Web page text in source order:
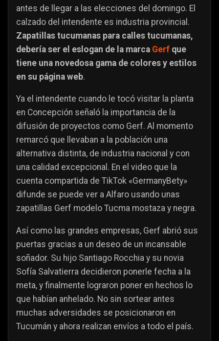
antes de llegar a las elecciones del domingo. El
calzado del intendente es industria provincial.
Zapatillas tucumanas para calles tucumanas,
debería ser el eslogan de la marca Gerf que
tiene una novedosa gama de colores y estilos
en su página web.
Ya el intendente cuando le tocó visitar la planta
en Concepción señaló la importancia de la
difusión de proyectos como Gerf. Al momento
remarcó que llevaban a la población una
alternativa distinta, de industria nacional y con
una calidad excepcional. En el video que la
cuenta compartida de TikTok «GermanyBety»
difunde se puede ver a Alfaro usando unas
zapatillas Gerf modelo Tucma mostaza y negra.
Así como las grandes empresas, Gerf abrió sus
puertas gracias a un deseo de un incansable
soñador. Su hijo Santiago Rocchia y su novia
Sofía Salvatierra decidieron ponerle fecha a la
meta, y finalmente lograron poner en hechos lo
que habían anhelado. No sin sortear antes
muchas adversidades se posicionaron en
Tucumán y ahora realizan envíos a todo el país.